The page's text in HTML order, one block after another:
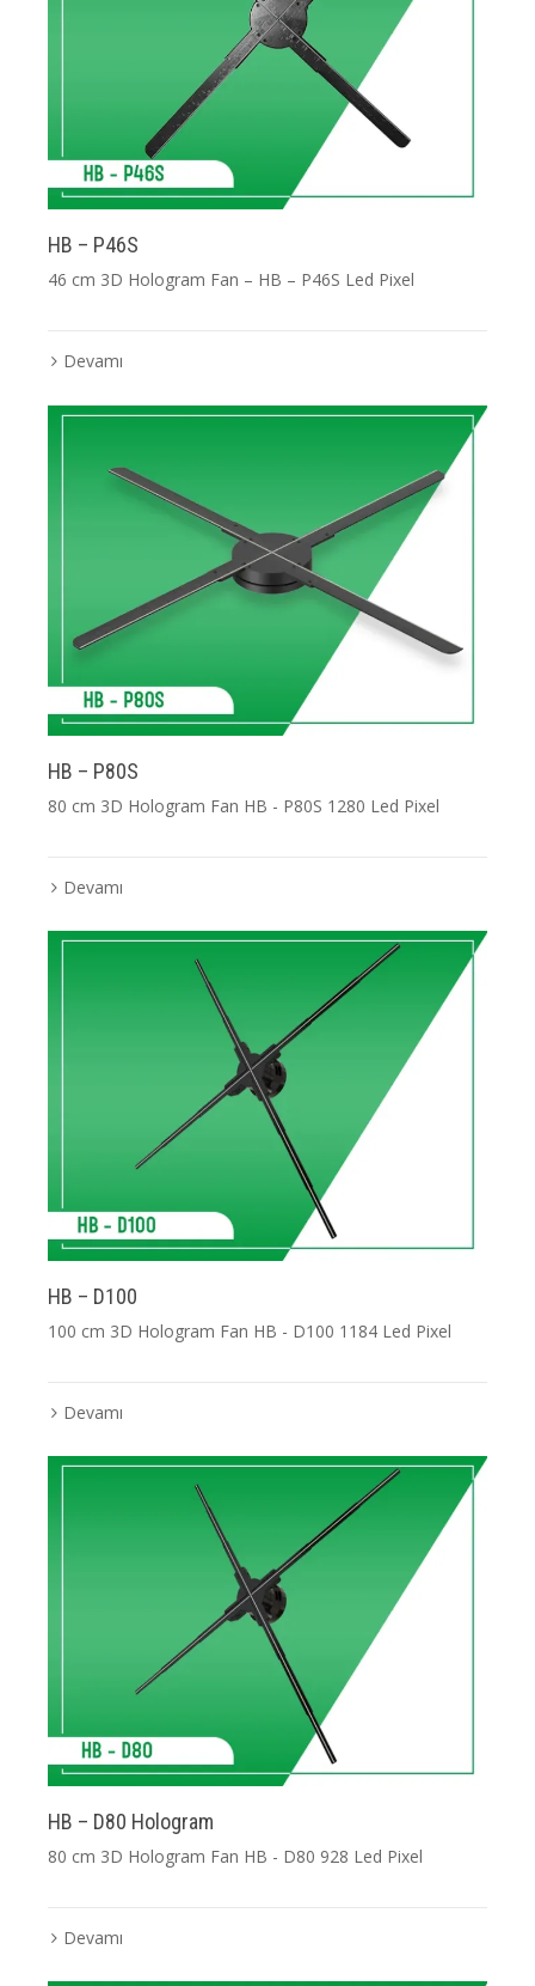
HB – P46S
46 cm 3D Hologram Fan – HB – P46S Led Pixel
Devamı
HB – P80S
80 cm 3D Hologram Fan HB - P80S 1280 Led Pixel
Devamı
HB – D100
100 cm 3D Hologram Fan HB - D100 1184 Led Pixel
Devamı
HB – D80 Hologram
80 cm 3D Hologram Fan HB - D80 928 Led Pixel
Devamı